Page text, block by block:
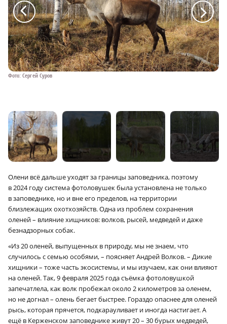
Фото: Сергей Суров
a a
Олени всё дальше уходят за границы заповедника, поэтому
в 2024 году система фотоловушек была установлена не только
в заповеднике, но и вне его пределов, на территории
близлежащих охотхозяйств. Одна из проблем сохранения
оленей – влияние хищников: волков, рысей, медведей и даже
безнадзорных собак.
«Из 20 оленей, выпущенных в природу, мы не знаем, что
случилось с семью особями, – поясняет Андрей Волков. – Дикие
хищники – тоже часть экосистемы, и мы изучаем, как они влияют
на оленей. Так, 9 февраля 2025 года съёмка фотоловушкой
запечатлела, как волк пробежал около 2 километров за оленем,
но не догнал – олень бегает быстрее. Гораздо опаснее для оленей
рысь, которая прячется, подкарауливает и иногда настигает. А
ещё в Керженском заповеднике живут 20 – 30 бурых медведей,